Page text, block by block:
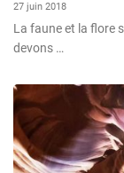
27 juin 2018
La faune et la flore
devons …